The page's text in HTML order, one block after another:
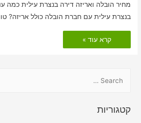
בנצרת עילית עם חברת הובלה כולל אריזה?
הובלות
דירה
כולל
קרא עוד »
r
קטגוריות